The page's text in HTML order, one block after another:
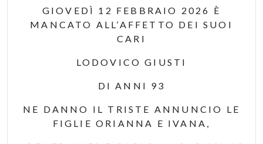
GIOVEDÌ 12 FEBBRAIO 2026 È
MANCATO ALL’AFFETTO DEI SUOI
CARI
LODOVICO GIUSTI
DI ANNI 93
NE DANNO IL TRISTE ANNUNCIO LE
FIGLIE ORIANNA E IVANA,